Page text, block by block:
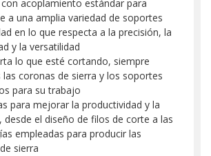
acoplamiento estándar para
a una amplia variedad de soportes
en lo que respecta a la precisión, la
y la versatilidad
lo que esté cortando, siempre
coronas de sierra y los soportes
para su trabajo
para mejorar la productividad y la
desde el diseño de filos de corte a las
empleadas para producir las
sierra